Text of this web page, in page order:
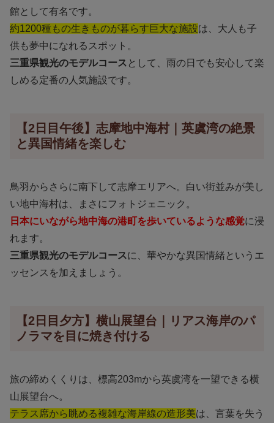
館として有名です。
約1200種もの生きものが暮らす巨大な施設は、大人も子
供も夢中になれるスポット。
三重県観光のモデルコース として、雨の日でも安心して楽
しめる定番の人気施設です。
【2日目午後】志摩地中海村｜英虞湾の絶景
と異国情緒を楽しむ
鳥羽からさらに南下して志摩エリアへ。白い街並みが美し
い地中海村は、まさにフォトジェニック。
日本にいながら地中海の港町を歩いているような感覚に浸
れます。
三重県観光のモデルコースに、華やかな異国情緒というエ
ッセンスを加えましょう。
【2日目夕方】横山展望台｜リアス海岸のパ
ノラマを目に焼き付ける
旅の締めくくりは、標高203mから英虞湾を一望できる横
山展望台へ。
テラス席から眺める複雑な海岸線の造形美は、言葉を失う